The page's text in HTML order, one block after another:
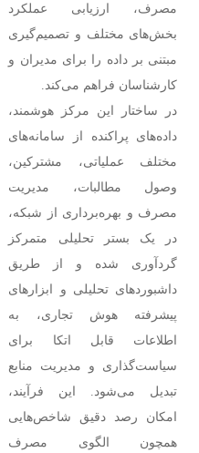
مصرف، ارزیابی عملکرد
بخش‌های مختلف و تصمیم‌گیری
مبتنی بر داده را برای مدیران و
کارشناسان فراهم می‌کند.
در ساختار این مرکز هوشمند،
داده‌های پراکنده از سامانه‌های
مختلف عملیاتی، مشترکین،
وصول مطالبات، مدیریت
مصرف و بهره‌برداری از شبکه،
در یک بستر تحلیلی متمرکز
گردآوری شده و از طریق
داشبوردهای تحلیلی و ابزارهای
پیشرفته هوش تجاری، به
اطلاعات قابل اتکا برای
سیاست‌گذاری و مدیریت منابع
تبدیل می‌شود. این فرآیند،
امکان رصد دقیق شاخص‌هایی
همچون الگوی مصرف